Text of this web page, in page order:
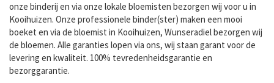
onze binderij en via onze lokale bloemisten bezorgen wij voor u in
Kooihuizen. Onze professionele binder(ster) maken een mooi
boeket en via de bloemist in Kooihuizen, Wunseradiel bezorgen wij
de bloemen. Alle garanties lopen via ons, wij staan garant voor de
levering en kwaliteit. 100% tevredenheidsgarantie en
bezorggarantie.